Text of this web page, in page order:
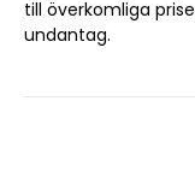
till överkomliga